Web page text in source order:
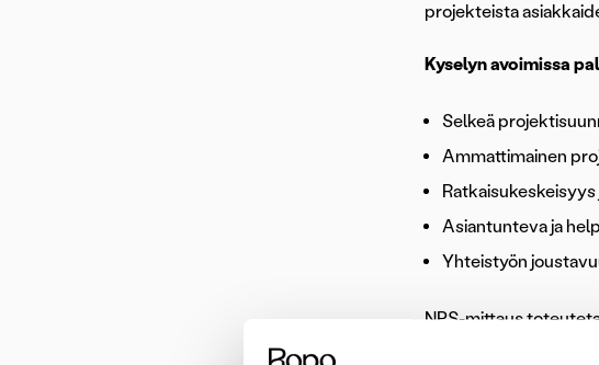
projekteista
Kyselyn avoimissa
Selkeä
Ammattimainen
Asiantunteva ja
Yhteistyön
NPS-mittaus